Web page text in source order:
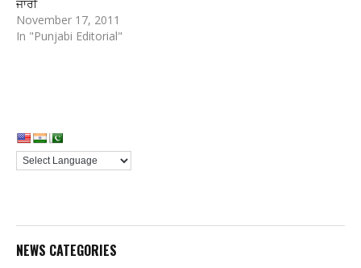
ਜਾਰੀ
November 17, 2011
In "Punjabi Editorial"
NEWS CATEGORIES